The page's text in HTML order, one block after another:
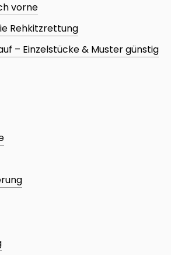
vorne
Rehkitzrettung
– Einzelstücke & Muster günstig